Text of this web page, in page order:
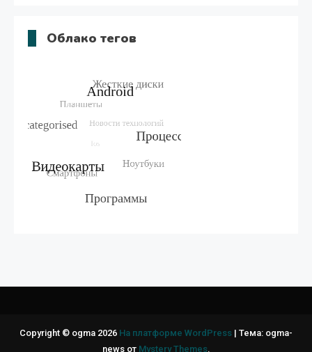
Облако тегов
Copyright © ogma 2026 На платформе WordPress | Тема: ogma-
news от Mystery Themes.